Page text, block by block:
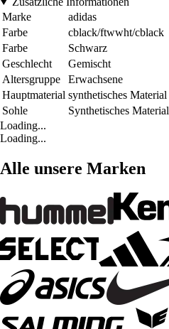
Marke
adidas
Farbe
cblack/ftwwht/cblack
Farbe
Schwarz
Geschlecht
Gemischt
Altersgruppe
Erwachsene
Hauptmaterial synthetisches Material
Sohle
Synthetisches Material
Loading...
Loading...
Alle unsere Marken